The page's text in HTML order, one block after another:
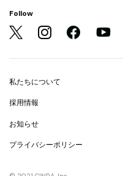
Follow
私たちについて
採用情報
お知らせ
プライバシーポリシー